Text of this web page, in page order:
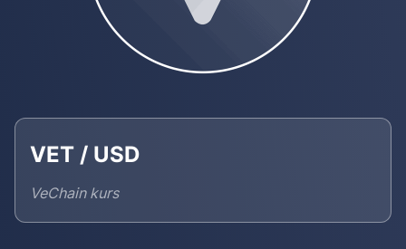
VET / USD
VeChain kurs